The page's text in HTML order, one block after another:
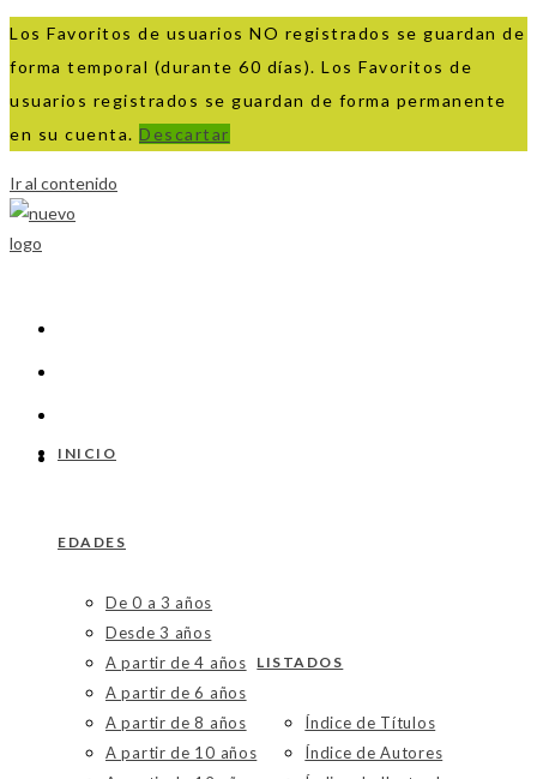
Los Favoritos de usuarios NO registrados se guardan de
forma temporal (durante 60 días). Los Favoritos de
usuarios registrados se guardan de forma permanente
en su cuenta. Descartar
Ir al contenido
INICIO
EDADES
De 0 a 3 años
Desde 3 años
A partir de 4 años
A partir de 6 años
A partir de 8 años
A partir de 10 años
LISTADOS
Índice de Títulos
Índice de Autores